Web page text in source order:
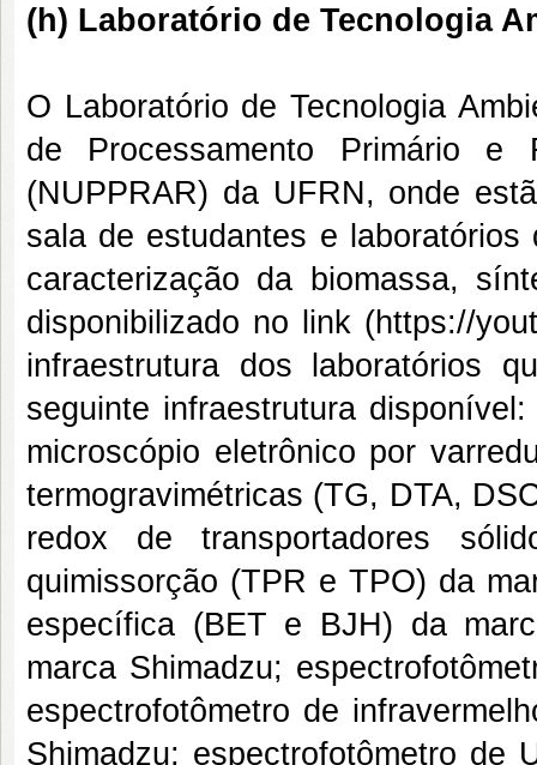
(h) Laboratório de Tecnologia
O Laboratório de Tecnologia
de Processamento Primário
(NUPPRAR) da UFRN, onde
sala de estudantes e
caracterização da biomassa,
disponibilizado no link (https://
infraestrutura dos laboratórios
seguinte infraestrutura
microscópio eletrônico por
termogravimétricas (TG, DTA,
redox de transportadores
quimissorção (TPR e TPO) da
específica (BET e BJH) da
marca Shimadzu;
espectrofotômetro de
Shimadzu; espectrofotômetro de